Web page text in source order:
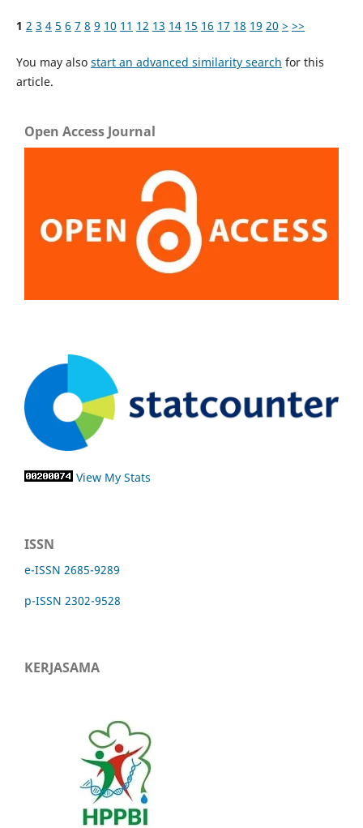
1 2 3 4 5 6 7 8 9 10 11 12 13 14 15 16 17 18 19 20 > >>
You may also start an advanced similarity search for this
article.
Open Access Journal
View My Stats
ISSN
e-ISSN 2685-9289
p-ISSN 2302-9528
KERJASAMA